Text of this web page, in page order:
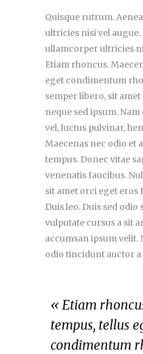
Quisque rutrum.
ultricies nisi vel
ullamcorper ultricies
Etiam rhoncus.
eget condimentum
semper libero, sit
neque sed ipsum.
vel, luctus pulvinar,
Maecenas nec odio et
tempus. Donec vitae
venenatis faucibus.
sit amet orci eget
Duis leo. Duis sed odio
vulputate cursus a sit
accumsan ipsum velit.
odio tincidunt auctor
« Etiam
tempus, tellus
condimentum